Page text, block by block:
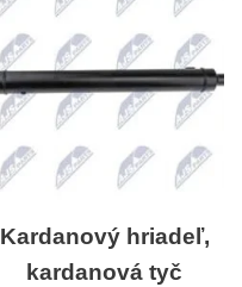
Kardanový hriadeľ,
kardanová tyč